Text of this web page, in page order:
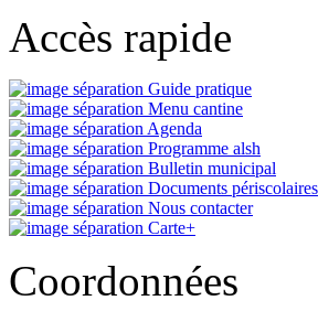
Accès rapide
Guide pratique
Menu cantine
Agenda
Programme alsh
Bulletin municipal
Documents périscolaires
Nous contacter
Carte+
Coordonnées